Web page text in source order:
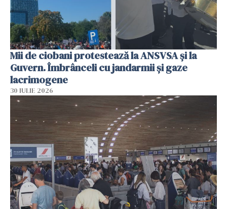
Mii de ciobani protestează la ANSVSA și la
Guvern. Îmbrânceli cu jandarmii și gaze
lacrimogene
30 IULIE 2026